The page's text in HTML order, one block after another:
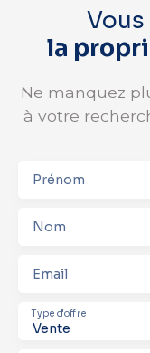
la
Ne manquez
à votre
Prénom
Nom
Email
Vente
Type d'offre